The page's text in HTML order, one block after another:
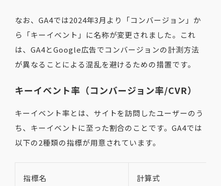
なお、GA4では2024年3月より「コンバージョン」か
ら「キーイベント」に名称が変更されました。これ
は、GA4とGoogle広告でコンバージョンの計測方法
が異なることによる混乱を避けるための措置です。
キーイベント率（コンバージョン率/CVR）
キーイベント率とは、サイトを訪問したユーザーのう
ち、キーイベントに至った割合のことです。GA4では
以下の2種類の指標が用意されています。
指標名 計算式